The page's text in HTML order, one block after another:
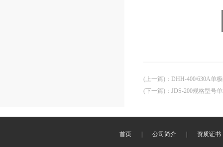
(上一篇) ： DHH-400/630A单
(下一篇) ： JDS-200规格型号
首页 公司简介 资质证书